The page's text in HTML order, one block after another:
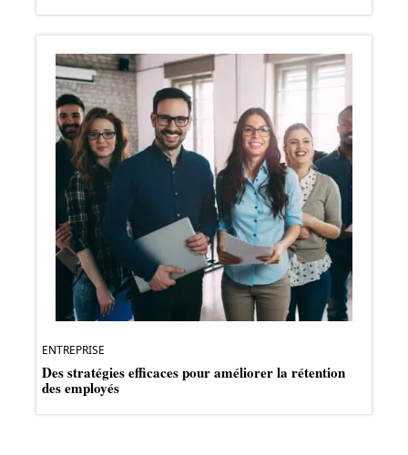
ENTREPRISE
Des stratégies efficaces pour améliorer la rétention
des employés